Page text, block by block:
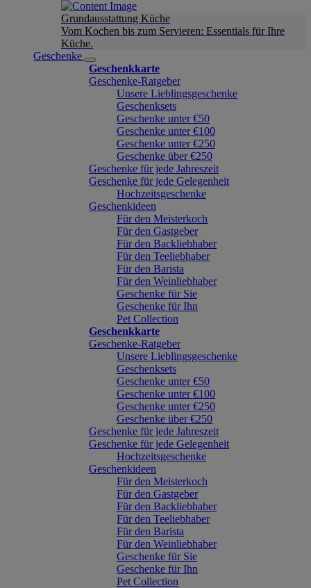
Grundausstattung Küche
Vom Kochen bis zum Servieren: Essentials für Ihre
Küche.
Geschenke
Geschenkkarte
Geschenke-Ratgeber
Unsere Lieblingsgeschenke
Geschenksets
Geschenke unter €50
Geschenke unter €100
Geschenke unter €250
Geschenke über €250
Geschenke für jede Jahreszeit
Geschenke für jede Gelegenheit
Hochzeitsgeschenke
Geschenkideen
Für den Meisterkoch
Für den Gastgeber
Für den Backliebhaber
Für den Teeliebhaber
Für den Barista
Für den Weinliebhaber
Geschenke für Sie
Geschenke für Ihn
Pet Collection
Geschenkkarte
Geschenke-Ratgeber
Unsere Lieblingsgeschenke
Geschenksets
Geschenke unter €50
Geschenke unter €100
Geschenke unter €250
Geschenke über €250
Geschenke für jede Jahreszeit
Geschenke für jede Gelegenheit
Hochzeitsgeschenke
Geschenkideen
Für den Meisterkoch
Für den Gastgeber
Für den Backliebhaber
Für den Teeliebhaber
Für den Barista
Für den Weinliebhaber
Geschenke für Sie
Geschenke für Ihn
Pet Collection